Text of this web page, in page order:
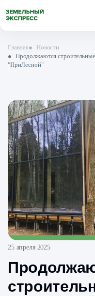
Главная●
Новости
● Продолжаются
"ПриЛесной"
25 апреля 2025